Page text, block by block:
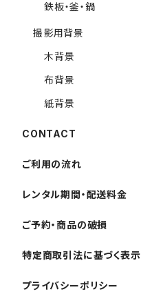
鉄板・釜・鍋
撮影用背景
木背景
布背景
紙背景
CONTACT
ご利用の流れ
レンタル期間・配送料金
ご予約・商品の破損
特定商取引法に基づく表示
プライバシーポリシー